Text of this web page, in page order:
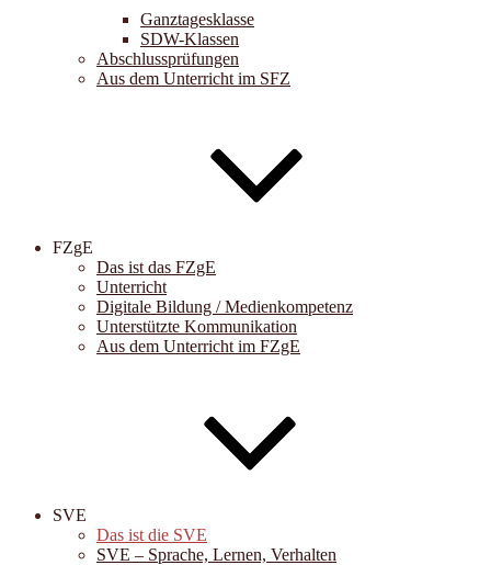
Ganztagesklasse
SDW-Klassen
Abschlussprüfungen
Aus dem Unterricht im SFZ
FZgE
Das ist das FZgE
Unterricht
Digitale Bildung / Medienkompetenz
Unterstützte Kommunikation
Aus dem Unterricht im FZgE
SVE
Das ist die SVE
SVE – Sprache, Lernen, Verhalten